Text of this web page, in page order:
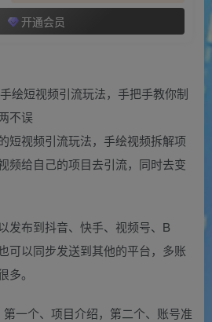
开通会员
短视频引流玩法，手绘视频拆解项
频给自己的项目去引流，同时去变
发布到抖音、快手、视频号、B
可以同步发送到其他的平台，多账
。
一个、项目介绍，第二个、账号准